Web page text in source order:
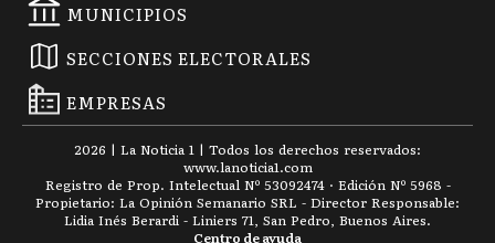
MUNICIPIOS
SECCIONES ELECTORALES
EMPRESAS
2026 | La Noticia 1 | Todos los derechos reservados:
www.lanoticia1.com
Registro de Prop. Intelectual Nº 53092474 · Edición Nº 5968 -
Propietario: La Opinión Semanario SRL - Director Responsable:
Lidia Inés Berardi - Liniers 71, San Pedro, Buenos Aires.
Centro de ayuda